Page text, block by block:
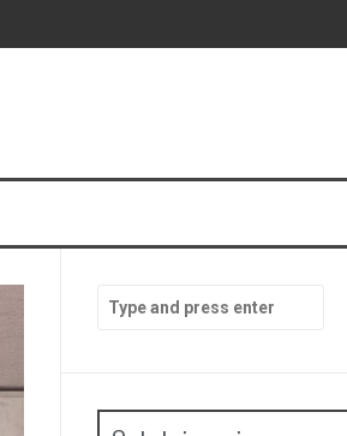
for: